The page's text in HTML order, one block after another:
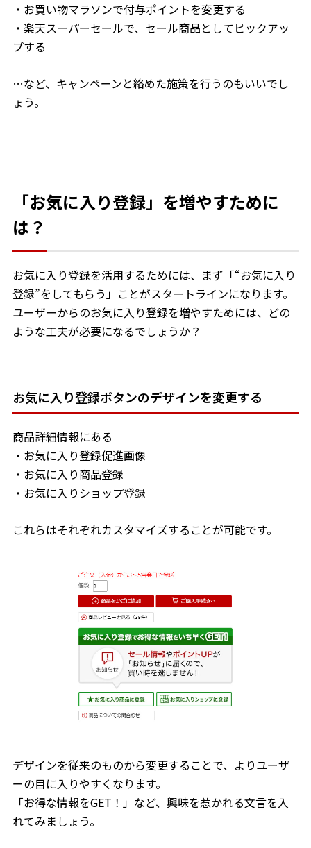
・お買い物マラソンで付与ポイントを変更する
・楽天スーパーセールで、セール商品としてピックアッ
プする
…など、キャンペーンと絡めた施策を行うのもいいでし
ょう。
「お気に入り登録」を増やすために
は？
お気に入り登録を活用するためには、まず「“お気に入り
登録”をしてもらう」ことがスタートラインになります。
ユーザーからのお気に入り登録を増やすためには、どの
ような工夫が必要になるでしょうか？
お気に入り登録ボタンのデザインを変更する
商品詳細情報にある
・お気に入り登録促進画像
・お気に入り商品登録
・お気に入りショップ登録
これらはそれぞれカスタマイズすることが可能です。
デザインを従来のものから変更することで、よりユーザ
ーの目に入りやすくなります。
「お得な情報をGET！」など、興味を惹かれる文言を入
れてみましょう。